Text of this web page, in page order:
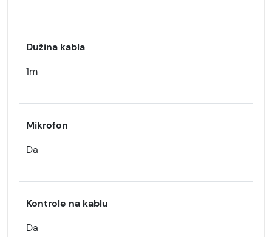
Dužina kabla
1m
Mikrofon
Da
Kontrole na kablu
Da